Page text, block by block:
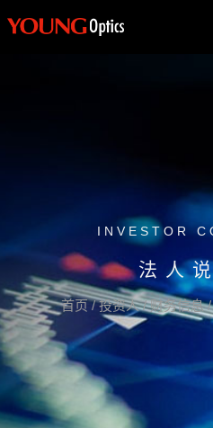
INVESTOR
法人
首页/ 投资人/ 财务信息/